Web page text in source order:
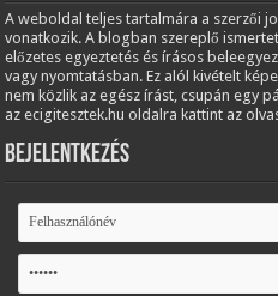
A weboldal teljes tartalmára a szerzői
vonatkozik. A blogban szereplő
előzetes egyeztetés és írásos
vagy nyomtatásban. Ez alól kivételt
nem közlik az egész írást, csupán egy
az ecigitesztek.hu oldalra kattint az
Bejelentkezés